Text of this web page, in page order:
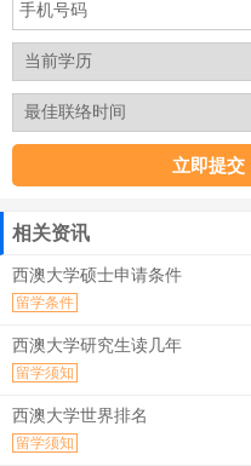
相关资讯
西澳大学硕士申请条件
留学条件
西澳大学研究生读几年
留学须知
西澳大学世界排名
留学须知